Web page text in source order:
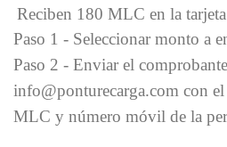
Reciben 180 MLC en la tarjeta
Paso 1 - Seleccionar monto a
Paso 2 - Enviar el
info@ponturecarga.com con
MLC y número móvil de la